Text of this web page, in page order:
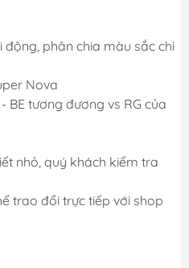
động, phân chia màu sắc chi
Nova
BE tương đương vs RG của
nhỏ, quý khách kiểm tra
trao đổi trực tiếp với shop